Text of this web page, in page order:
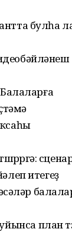
булһа
итегеҙ
план